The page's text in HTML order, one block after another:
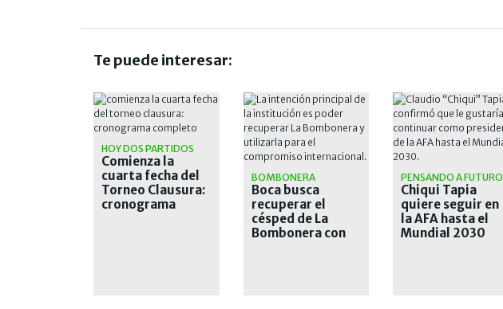
Te puede interesar:
HOY DOS PARTIDOS
Comienza la
cuarta fecha del
Torneo Clausura:
cronograma
BOMBONERA
Boca busca
recuperar el
césped de La
Bombonera con
PENSANDO A FUTURO
Chiqui Tapia
quiere seguir en
la AFA hasta el
Mundial 2030